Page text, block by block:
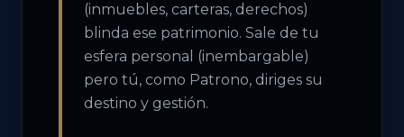
(inmuebles, carteras, derechos)
blinda ese patrimonio. Sale de tu
esfera personal (inembargable)
pero tú, como Patrono, diriges su
destino y gestión.